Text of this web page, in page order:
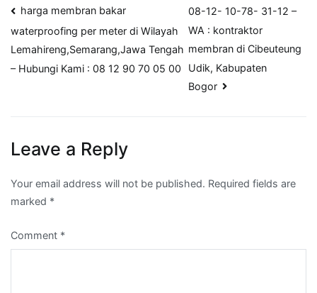
Post
navigation
harga membran bakar
waterproofing per meter di Wilayah
Lemahireng,Semarang,Jawa Tengah
– Hubungi Kami : 08 12 90 70 05 00
08-12- 10-78- 31-12 –
WA : kontraktor
membran di Cibeuteung
Udik, Kabupaten
Bogor
Leave a Reply
Your email address will not be published. Required fields are
marked *
Comment *